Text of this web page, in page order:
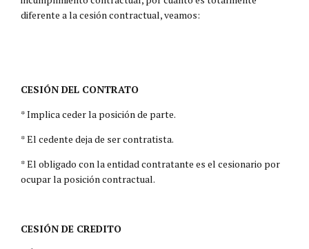
diferente a la cesión contractual, veamos:
CESIÓN DEL CONTRATO
* Implica ceder la posición de parte.
* El cedente deja de ser contratista.
* El obligado con la entidad contratante es el cesionario por
ocupar la posición contractual.
CESIÓN DE CREDITO